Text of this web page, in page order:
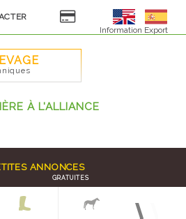
Information Export
À L'ALLIANCE
ANNONCES
GRATUITES